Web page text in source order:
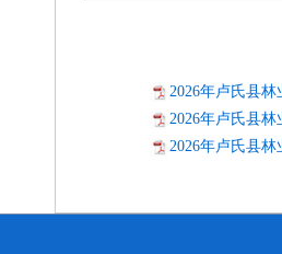
2026年卢氏县
2026年卢氏县
2026年卢氏县